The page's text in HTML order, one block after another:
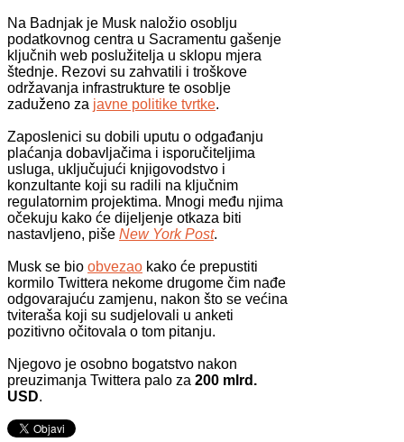
Na Badnjak je Musk naložio osoblju
podatkovnog centra u Sacramentu gašenje
ključnih web poslužitelja u sklopu mjera
štednje. Rezovi su zahvatili i troškove
održavanja infrastrukture te osoblje
zaduženo za javne politike tvrtke.
Zaposlenici su dobili uputu o odgađanju
plaćanja dobavljačima i isporučiteljima
usluga, uključujući knjigovodstvo i
konzultante koji su radili na ključnim
regulatornim projektima. Mnogi među njima
očekuju kako će dijeljenje otkaza biti
nastavljeno, piše New York Post.
Musk se bio obvezao kako će prepustiti
kormilo Twittera nekome drugome čim nađe
odgovarajuću zamjenu, nakon što se većina
tviteraša koji su sudjelovali u anketi
pozitivno očitovala o tom pitanju.
Njegovo je osobno bogatstvo nakon
preuzimanja Twittera palo za 200 mlrd.
USD.